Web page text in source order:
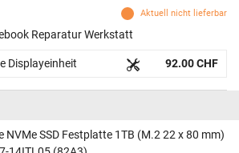
Aktuell nicht lieferbar
Reparatur Werkstatt
Displayeinheit 92.00 CHF
NVMe SSD Festplatte 1TB (M.2 22 x 80 mm)